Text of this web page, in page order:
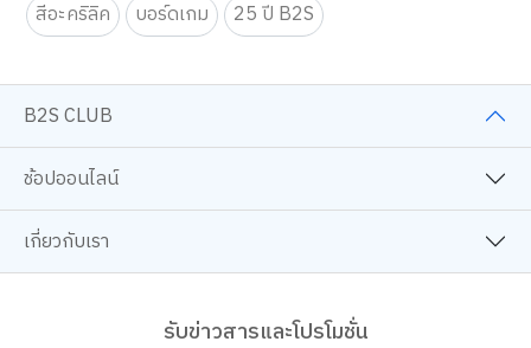
สีอะคริลิค
บอร์ดเกม 25 ปี B2S
การตั้งค่าคุกกี้